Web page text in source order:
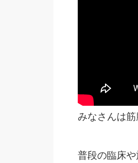
みなさんは
普段の臨床や